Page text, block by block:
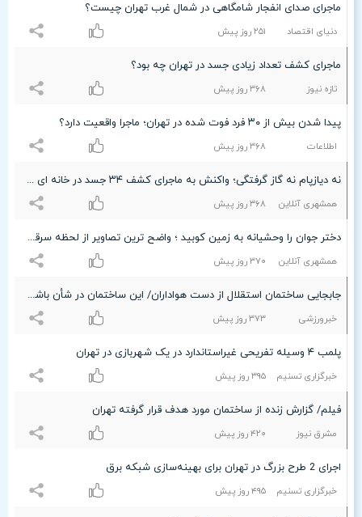
ماجرای صدای انفجار شامگاهی در شمال غرب تهران چیست؟
دنیای اقتصاد ۲۵۱ روز پیش
ماجرای کشف تعداد زیادی جسد در تهران چه بود؟
تازه نیوز ٣۶۸ روز پیش
پیدا شدن بیش از ۳۰ فرد فوت شده در تهران؛ ماجرا واقعیت دارد؟
اطلاعات ٣۶۸ روز پیش
نه دیازپام نه گاز گرفتگی؛ واکنش به ماجرای کشف ۳۴ جسد در خانه ای در تهران
همشهری آنلاین ٣۶۸ روز پیش
دختر جوان را وحشیانه به زمین کوبید ؛ واضح ترین تصاویر از لحظه سرقت خشن
همشهری آنلاین ٣۷۰ روز پیش
جابجایی ساختمان استقلال از دست هواداران/ این ساختمان در شأن باشگاه نیست!
خبرورزشی ٣۷٣ روز پیش
پلمب ۴ وسیله تفریحی غیراستاندارد در یک شهربازی در تهران
خبرگزاری تسنیم ٣٩۵ روز پیش
فیلم/ گزارش زنده از ساختمان مورد هدف قرار گرفته تهران
مشرق نیوز ۴۲۰ روز پیش
اجرای 2 طرح بزرگ در تهران برای بهینه‌سازی شبکه برق
خبرگزاری تسنیم ۴٩۵ روز پیش